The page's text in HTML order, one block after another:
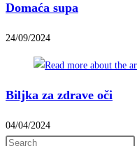
Domaća supa
24/09/2024
Biljka za zdrave oči
04/04/2024